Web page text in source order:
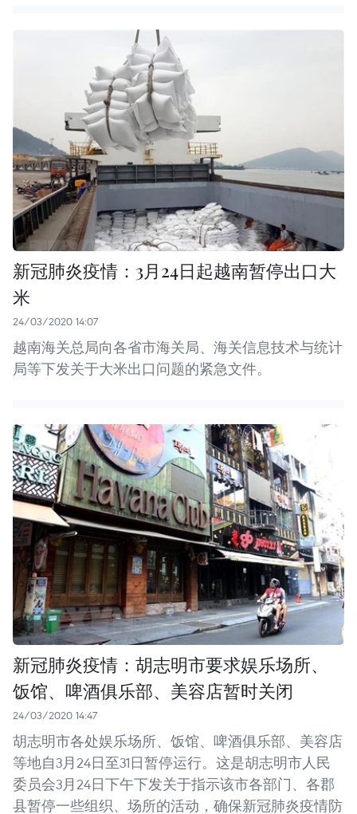
新冠肺炎疫情：3月24日起越南暂停出口大
米
24/03/2020 14:07
越南海关总局向各省市海关局、海关信息技术与统计
局等下发关于大米出口问题的紧急文件。
新冠肺炎疫情：胡志明市要求娱乐场所、
饭馆、啤酒俱乐部、美容店暂时关闭
24/03/2020 14:47
胡志明市各处娱乐场所、饭馆、啤酒俱乐部、美容店
等地自3月24日至31日暂停运行。这是胡志明市人民
委员会3月24日下午下发关于指示该市各部门、各郡
县暂停一些组织、场所的活动，确保新冠肺炎疫情防